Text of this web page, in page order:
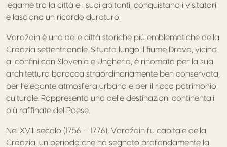
legame tra la città e i suoi abitanti, conquistano i visitatori
e lasciano un ricordo duraturo.
Varaždin è una delle città storiche più emblematiche della
Croazia settentrionale. Situata lungo il fiume Drava, vicino
ai confini con Slovenia e Ungheria, è rinomata per la sua
architettura barocca straordinariamente ben conservata,
per l’elegante atmosfera urbana e per il ricco patrimonio
culturale. Rappresenta una delle destinazioni continentali
più raffinate del Paese.
Nel XVIII secolo (1756 – 1776), Varaždin fu capitale della
Croazia, un periodo che ha segnato profondamente la